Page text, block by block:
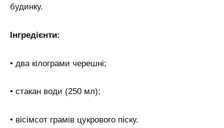
будинку.
Інгредієнти:
• два кілограми черешні;
• стакан води (250 мл);
• вісімсот грамів цукрового піску.